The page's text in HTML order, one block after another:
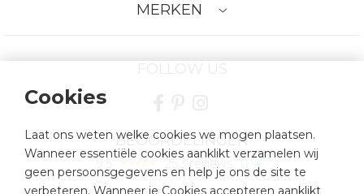
MERKEN
BEOORDELINGEN
9.5
253 reviews
Cookies
Laat ons weten welke cookies we mogen plaatsen.
Wanneer essentiële cookies aanklikt verzamelen wij
geen persoonsgegevens en help je ons de site te
verbeteren. Wanneer je Cookies accepteren aanklikt